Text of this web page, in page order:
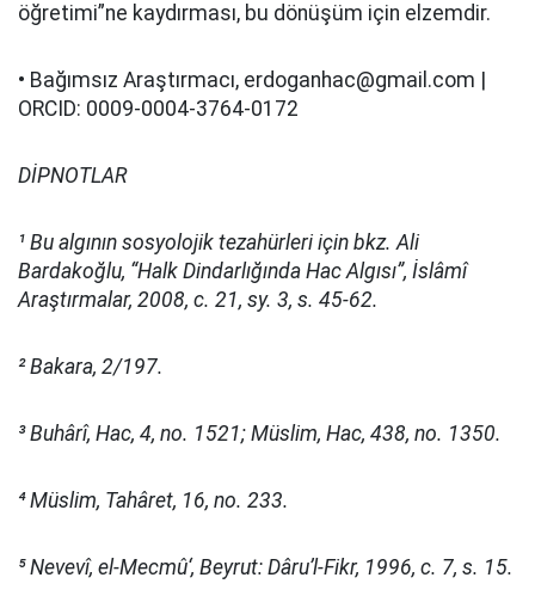
öğretimi”ne kaydırması, bu dönüşüm için elzemdir.
• Bağımsız Araştırmacı, erdoganhac@gmail.com
ORCID: 0009-0004-3764-0172
DİPNOTLAR
¹ Bu algının sosyolojik tezahürleri için bkz. Ali
Bardakoğlu, “Halk Dindarlığında Hac Algısı”, İslâmî
Araştırmalar, 2008, c. 21, sy. 3, s. 45-62.
² Bakara, 2/197.
³ Buhârî, Hac, 4, no. 1521; Müslim, Hac, 438, no. 1350.
⁴ Müslim, Tahâret, 16, no. 233.
⁵ Nevevî, el-Mecmû‘, Beyrut: Dâru’l-Fikr, 1996, c. 7, s. 15.